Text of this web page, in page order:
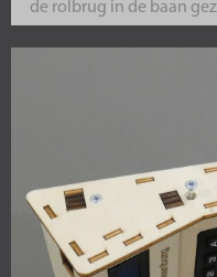
de rolbrug in de baan